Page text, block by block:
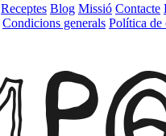
Receptes Blog Missió Contacte
Condicions generals Política de